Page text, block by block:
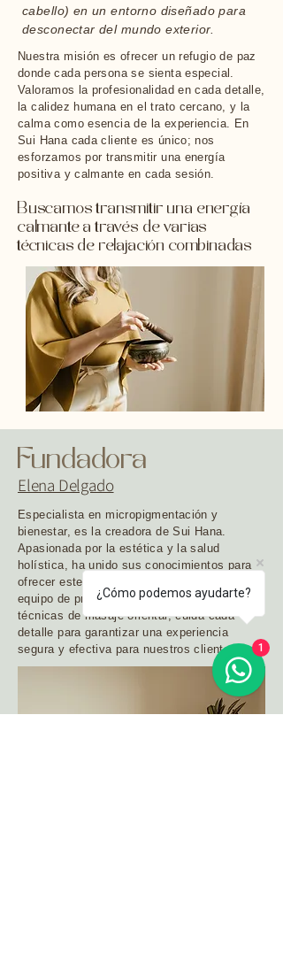
cabello) en un entorno diseñado para
desconectar del mundo exterior.
Nuestra misión es ofrecer un refugio de paz
donde cada persona se sienta especial.
Valoramos la profesionalidad en cada detalle,
la calidez humana en el trato cercano, y la
calma como esencia de la experiencia. En
Sui Hana cada cliente es único; nos
esforzamos por transmitir una energía
positiva y calmante en cada sesión.
Buscamos transmitir una energía
calmante a través de varias
técnicas de relajación combinadas
Fundadora
Elena Delgado
Especialista en micropigmentación y
bienestar, es la creadora de Sui Hana.
Apasionada por la estética y la salud
holística, ha unido sus conocimientos para
ofrecer este servicio único. Junto a un
equipo de profesionales formados en
técnicas de masaje oriental, cuida cada
detalle para garantizar una experiencia
segura y efectiva para nuestros clientes.
¿Cómo podemos ayudarte?
1